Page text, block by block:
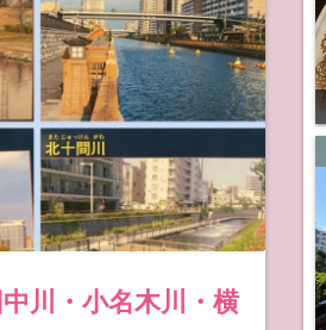
川・小名木川・横